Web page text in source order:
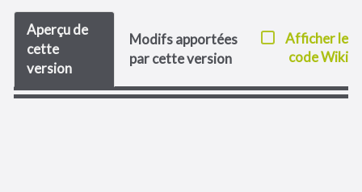
Aperçu de
cette
version
Modifs apportées
par cette version
Afficher le
code Wiki